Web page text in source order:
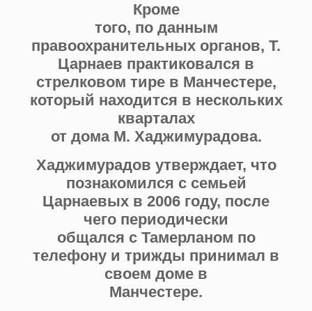
Кроме
того, по данным
правоохранительных органов, Т.
Царнаев практиковался в
стрелковом тире в Манчестере,
который находится в нескольких
кварталах
от дома М. Хаджимурадова.
Хаджимурадов утверждает, что
познакомился с семьей
Царнаевых в 2006 году, после
чего периодически
общался с Тамерланом по
телефону и трижды принимал в
своем доме в
Манчестере.